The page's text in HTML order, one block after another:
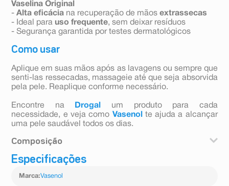
Vaselina Original
-Alta eficácia na recuperação de mãosextrassecas
- Ideal para uso frequente, sem deixar resíduos
- Segurança garantida por testes dermatológicos
Como usar
Aplique em suas mãos após as lavagens ou sempre que
senti-las ressecadas, massageie até que seja absorvida
pela pele. Reaplique conforme necessário.
Encontre na Drogal
um produto para cada
necessidade, e veja como Vasenol
te ajuda a alcançar
uma pele saudável todos os dias.
Composição
Aqua, Glycerin, Stearic Acid, Isopropyl Palmitate, Glycol
Liquidum, Glyceryl Stearate, Petrolatum, Cetyl Alcohol,
Especificações
Marca:Vasenol